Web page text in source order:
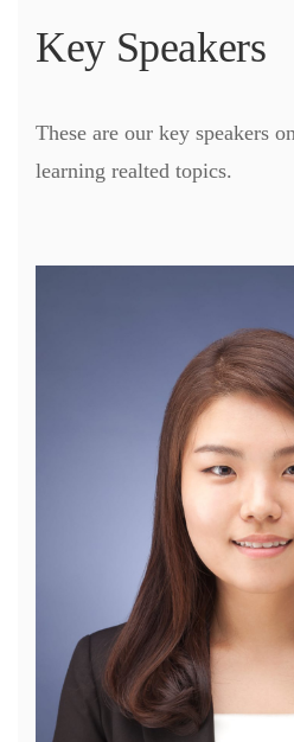
Key Speakers
These are our key speakers
learning realted topics.